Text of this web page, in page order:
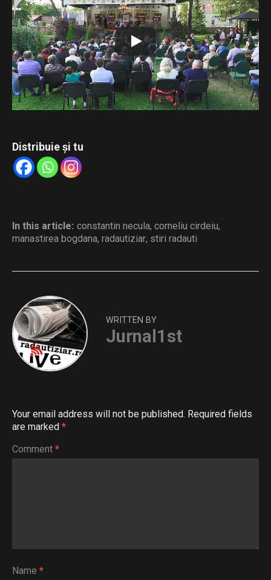
„Tipăriturile bisericești – punte între trecut, prezent și
viitor”.
Conferința susținută de părintele Constantin Necula,
intitulată „Cartea scrisă – remediul duhovnicesc al
însingurării culturale”, și recitalul de muzică veche susținut
de părintele arhidiacon Ieremia Sărmaș.
Distribuie și tu
In this article: constantin necula, corneliu cirdeiu,
manastirea bogdana, radautiziar, stiri radauti
WRITTEN BY
Jurnal1st
Your email address will not be published. Required fields
are marked *
Comment *
Name *